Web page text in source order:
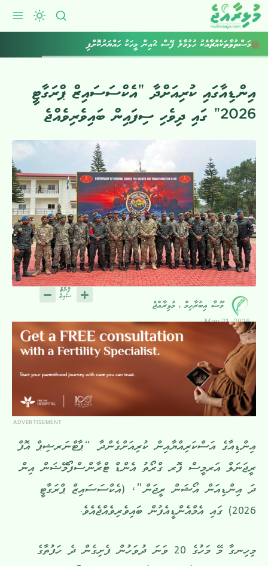
މަސްތުވާތަކެއްޗާއެކު ހުޅުމާލެ ފޭސް 2އިން މީހަކު ހައްޔަރުކޮށްފި
އިންޑިއާގައި ކުރިއަށްދާ “އެކްސަސައިޒް ޕްރަގާޓީ
2026” ގައި ދިވެހި ސިފައިން ބައިވެރިވެއްޖެ
މޫސާ އިބުރާހިމް , މުޅިރާއްޖެ
May 21, 2026
ADVERTISEMENT
އިންޑިއާގެ އަސްކަރިއްޔާއިން ކުރިއަށްގެންދާ “ޕާޓްނަރޝިޕް އޮފް
ރީޖަނަލް އަރމީސް ފޮރ ގްރޯތު އެންޑް ޓްރާންސްފޯމޭޝަން އިން
ދަ އިންޑިއަން އޯޝަން ރީޖަން”، (އެކްސަސައިޒް ޕްރަގާޓީ
2026) ގައި އެމްއެންޑީއެފުން ބައިވެރިވެއްޖެއެވެ.
މިހިނގާ މޭ މަހުގެ 20 ވަނަ ދުވަހުން ފެށިގެން ދެ ހަފުތާގެ